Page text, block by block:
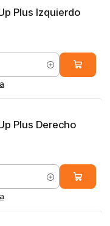
Plus Izquierdo
Plus Derecho